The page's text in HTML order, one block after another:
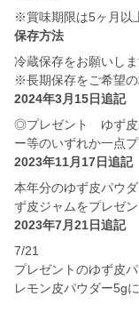
保存方法
冷蔵保存をお願いし
※長期保存をご希望の
2024年3月15日追記
◎プレゼント ゆず皮
ー等のいずれか一点
2023年11月17日追記
本年分のゆず皮パウ
ず皮ジャムをプレゼン
2023年7月21日追記
7/21
プレゼントのゆず皮
レモン皮パウダー5g